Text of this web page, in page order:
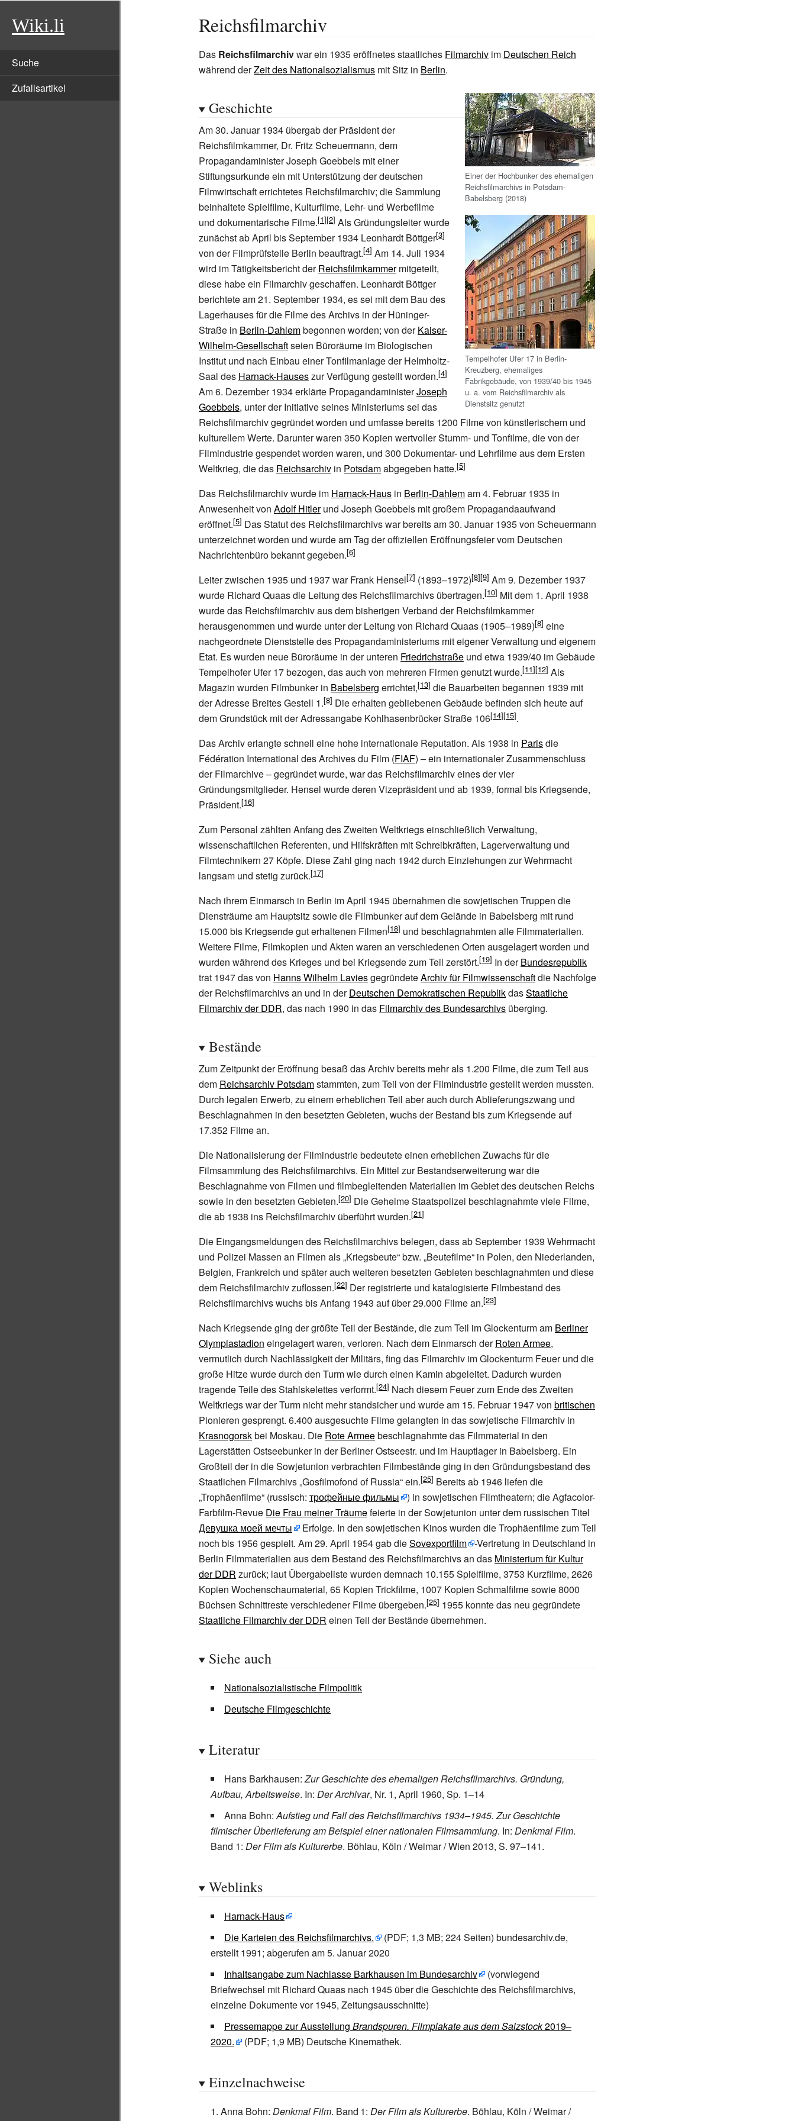
Wiki.li
Suche
Zufallsartikel
Reichsfilmarchiv
Das Reichsfilmarchivwar ein 1935 eröffnetes staatliches Filmarchiv im Deutschen Reich
während derZeit des Nationalsozialismus mit Sitz in Berlin.
Einer der Hochbunker des ehemaligen
Reichsfilmarchivs in Potsdam-
Babelsberg (2018)
Geschichte
Tempelhofer Ufer 17 in Berlin-
Kreuzberg, ehemaliges
Fabrikgebäude, von 1939/40 bis 1945
u. a. vom Reichsfilmarchiv als
Dienstsitz genutzt
Am 30. Januar 1934 übergab der Präsident der
Reichsfilmkammer, Dr. Fritz Scheuermann, dem
Propagandaminister Joseph Goebbels mit einer
Stiftungsurkunde ein mit Unterstützung der deutschen
Filmwirtschaft errichtetes Reichsfilmarchiv; die Sammlung
beinhaltete Spielfilme, Kulturfilme, Lehr- und Werbefilme
und dokumentarische Filme.
Als Gründungsleiter wurde
zunächst ab April bis September 1934 Leonhardt Böttger
von der Filmprüfstelle Berlin beauftragt.
Am 14. Juli 1934
wird im Tätigkeitsbericht derReichsfilmkammermitgeteilt,
diese habe ein Filmarchiv geschaffen. Leonhardt Böttger
berichtete am 21. September 1934, es sei mit dem Bau des
Lagerhauses für die Filme des Archivs in der Hüninger-
Straße in Berlin-Dahlembegonnen worden; von derKaiser-
Wilhelm-Gesellschaftseien Büroräume im Biologischen
Institut und nach Einbau einer Tonfilmanlage der Helmholtz-
Saal des Harnack-Hauseszur Verfügung gestellt worden.
Am 6. Dezember 1934 erklärte PropagandaministerJoseph
Goebbels, unter der Initiative seines Ministeriums sei das
Reichsfilmarchiv gegründet worden und umfasse bereits 1200 Filme von künstlerischem und
kulturellem Werte. Darunter waren 350 Kopien wertvoller Stumm- und Tonfilme, die von der
Filmindustrie gespendet worden waren, und 300 Dokumentar- und Lehrfilme aus dem Ersten
Weltkrieg, die das Reichsarchiv in Potsdamabgegeben hatte.
Das Reichsfilmarchiv wurde im Harnack-Haus in Berlin-Dahlemam 4. Februar 1935 in
Anwesenheit von Adolf Hitlerund Joseph Goebbels mit großem Propagandaaufwand
eröffnet.
Das Statut des Reichsfilmarchivs war bereits am 30. Januar 1935 von Scheuermann
unterzeichnet worden und wurde am Tag der offiziellen Eröffnungsfeier vom Deutschen
Nachrichtenbüro bekannt gegeben.
Leiter zwischen 1935 und 1937 warFrank Hensel (1893–1972)
Am 9. Dezember 1937
wurde Richard Quaas die Leitung des Reichsfilmarchivs übertragen.
Mit dem 1. April 1938
wurde das Reichsfilmarchiv aus dem bisherigen Verband der Reichsfilmkammer
herausgenommen und wurde unter der Leitung von Richard Quaas (1905–1989)
eine
nachgeordnete Dienststelle des Propagandaministeriums mit eigener Verwaltung und eigenem
Etat. Es wurden neue Büroräume in der unteren Friedrichstraße und etwa 1939/40 im Gebäude
Tempelhofer Ufer 17 bezogen, das auch von mehreren Firmen genutzt wurde.
Als
Magazin wurden Filmbunker in Babelsberg errichtet,
die Bauarbeiten begannen 1939 mit
der Adresse Breites Gestell 1.
Die erhalten gebliebenen Gebäude befinden sich heute auf
dem Grundstück mit der Adressangabe Kohlhasenbrücker Straße 106
.
Das Archiv erlangte schnell eine hohe internationale Reputation. Als 1938 in Parisdie
Fédération International des Archives du Film (FIAF) –ein internationaler Zusammenschluss
der Filmarchive– gegründet wurde, war das Reichsfilmarchiv eines der vier
Gründungsmitglieder. Hensel wurde deren Vizepräsident und ab 1939, formal bis Kriegsende,
Präsident.
Zum Personal zählten Anfang des Zweiten Weltkriegs einschließlich Verwaltung,
wissenschaftlichen Referenten, und Hilfskräften mit Schreibkräften, Lagerverwaltung und
Filmtechnikern 27 Köpfe. Diese Zahl ging nach 1942 durch Einziehungen zur Wehrmacht
langsam und stetig zurück.
Nach ihrem Einmarsch in Berlin im April 1945 übernahmen die sowjetischen Truppen die
Diensträume am Hauptsitz sowie die Filmbunker auf dem Gelände in Babelsberg mit rund
15.000 bis Kriegsende gut erhaltenen Filmen
und beschlagnahmten alle Filmmaterialien.
Weitere Filme, Filmkopien und Akten waren an verschiedenen Orten ausgelagert worden und
wurden während des Krieges und bei Kriegsende zum Teil zerstört.
In derBundesrepublik
trat 1947 das von Hanns Wilhelm LaviesgegründeteArchiv für Filmwissenschaftdie Nachfolge
der Reichsfilmarchivs an und in derDeutschen Demokratischen RepublikdasStaatliche
Filmarchiv der DDR, das nach 1990 in das Filmarchiv des Bundesarchivs überging.
Bestände
Zum Zeitpunkt der Eröffnung besaß das Archiv bereits mehr als 1.200 Filme, die zum Teil aus
dem Reichsarchiv Potsdamstammten, zum Teil von der Filmindustrie gestellt werden mussten.
Durch legalen Erwerb, zu einem erheblichen Teil aber auch durch Ablieferungszwang und
Beschlagnahmen in den besetzten Gebieten, wuchs der Bestand bis zum Kriegsende auf
17.352 Filme an.
Die Nationalisierung der Filmindustrie bedeutete einen erheblichen Zuwachs für die
Filmsammlung des Reichsfilmarchivs. Ein Mittel zur Bestandserweiterung war die
Beschlagnahme von Filmen und filmbegleitenden Materialien im Gebiet des deutschen Reichs
sowie in den besetzten Gebieten.
Die Geheime Staatspolizei beschlagnahmte viele Filme,
die ab 1938 ins Reichsfilmarchiv überführt wurden.
Die Eingangsmeldungen des Reichsfilmarchivs belegen, dass ab September 1939 Wehrmacht
und Polizei Massen an Filmen als „Kriegsbeute“ bzw. „Beutefilme“ in Polen, den Niederlanden,
Belgien, Frankreich und später auch weiteren besetzten Gebieten beschlagnahmten und diese
dem Reichsfilmarchiv zuflossen.
Der registrierte und katalogisierte Filmbestand des
Reichsfilmarchivs wuchs bis Anfang 1943 auf über 29.000 Filme an.
Nach Kriegsende ging der größte Teil der Bestände, die zum Teil im Glockenturm am Berliner
Olympiastadion eingelagert waren, verloren. Nach dem Einmarsch derRoten Armee,
vermutlich durch Nachlässigkeit der Militärs, fing das Filmarchiv im Glockenturm Feuer und die
große Hitze wurde durch den Turm wie durch einen Kamin abgeleitet. Dadurch wurden
tragende Teile des Stahlskelettes verformt.
Nach diesem Feuer zum Ende des Zweiten
Weltkriegs war der Turm nicht mehr standsicher und wurde am 15. Februar 1947 von britischen
Pionieren gesprengt. 6.400 ausgesuchte Filme gelangten in das sowjetische Filmarchiv in
Krasnogorskbei Moskau. Die Rote Armeebeschlagnahmte das Filmmaterial in den
Lagerstätten Ostseebunker in der Berliner Ostseestr. und im Hauptlager in Babelsberg. Ein
Großteil der in die Sowjetunion verbrachten Filmbestände ging in den Gründungsbestand des
Staatlichen Filmarchivs „Gosfilmofond of Russia“ ein.
Bereits ab 1946 liefen die
„Trophäenfilme“ (russisch: трофейные фильмы
) in sowjetischen Filmtheatern; die Agfacolor-
Farbfilm-Revue Die Frau meiner Träumefeierte in der Sowjetunion unter dem russischen Titel
Девушка моей мечты
Erfolge. In den sowjetischen Kinos wurden die Trophäenfilme zum Teil
noch bis 1956 gespielt. Am 29. April 1954 gab dieSovexportfilm -Vertretung in Deutschland in
Berlin Filmmaterialien aus dem Bestand des Reichsfilmarchivs an das Ministerium für Kultur
der DDR zurück; laut Übergabeliste wurden demnach 10.155 Spielfilme, 3753 Kurzfilme, 2626
Kopien Wochenschaumaterial, 65 Kopien Trickfilme, 1007 Kopien Schmalfilme sowie 8000
Büchsen Schnittreste verschiedener Filme übergeben.
1955 konnte das neu gegründete
Staatliche Filmarchiv der DDR einen Teil der Bestände übernehmen.
Siehe auch
Nationalsozialistische Filmpolitik
Deutsche Filmgeschichte
Literatur
Hans Barkhausen:Zur Geschichte des ehemaligen Reichsfilmarchivs. Gründung,
Aufbau, Arbeitsweise. In: Der Archivar, Nr. 1, April 1960, Sp. 1–14
Anna Bohn:Aufstieg und Fall des Reichsfilmarchivs 1934–1945. Zur Geschichte
filmischer Überlieferung am Beispiel einer nationalen Filmsammlung. In: Denkmal Film.
Band 1: Der Film als Kulturerbe. Böhlau, Köln / Weimar / Wien 2013, S. 97–141.
Weblinks
Harnack-Haus
Die Karteien des Reichsfilmarchivs.
(PDF; 1,3 MB; 224 Seiten) bundesarchiv.de,
erstellt 1991; abgerufen am 5. Januar 2020
Inhaltsangabe zum Nachlasse Barkhausen im Bundesarchiv
(vorwiegend
Briefwechsel mit Richard Quaas nach 1945 über die Geschichte des Reichsfilmarchivs,
einzelne Dokumente vor 1945, Zeitungsausschnitte)
Pressemappe zur Ausstellung Brandspuren. Filmplakate aus dem Salzstock2019–
2020.
(PDF; 1,9 MB) Deutsche Kinemathek.
Einzelnachweise
Anna Bohn: Denkmal Film. Band 1:Der Film als Kulturerbe. Böhlau, Köln / Weimar /